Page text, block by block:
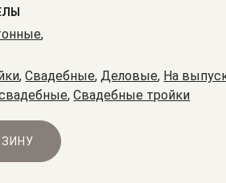
,
,Свадебные,Деловые, На
,Свадебные тройки